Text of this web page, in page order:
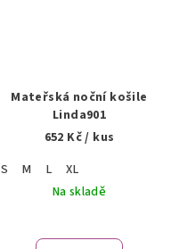
Mateřská noční košile
Linda901
652 Kč/ kus
S
M L
XL
Na skladě